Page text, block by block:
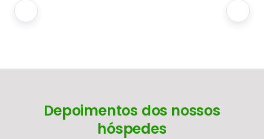
Depoimentos dos nossos
hóspedes